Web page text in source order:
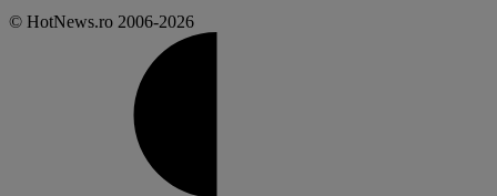
© HotNews.ro 2006-2026